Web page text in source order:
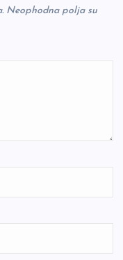
Neophodna polja su